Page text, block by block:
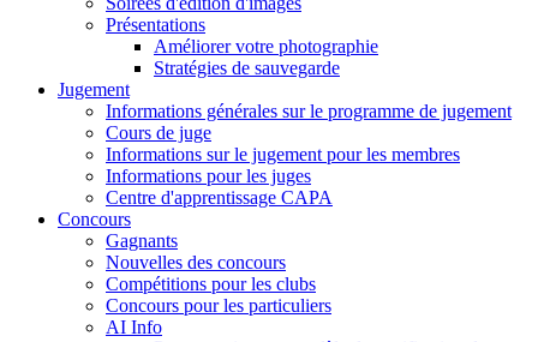
Présentations
Améliorer votre photographie
Stratégies de sauvegarde
Jugement
Informations générales sur le programme de jugement
Cours de juge
Informations sur le jugement pour les membres
Informations pour les juges
Centre d'apprentissage CAPA
Concours
Gagnants
Nouvelles des concours
Compétitions pour les clubs
Concours pour les particuliers
AI Info